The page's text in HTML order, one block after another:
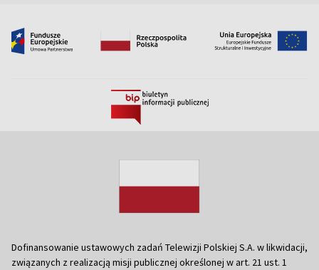
Dofinansowanie ustawowych zadań Telewizji Polskiej S.A. w likwidacji,
związanych z realizacją misji publicznej określonej w art. 21 ust. 1